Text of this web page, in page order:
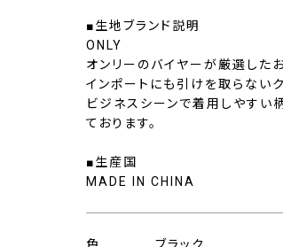
■生地ブランド説明
ONLY
オンリーのバイヤーが厳選した
インポートにも引けを取らない
ビジネスシーンで着用しやすい
ております。
■生産国
MADE IN CHINA